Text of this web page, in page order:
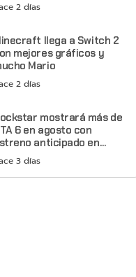
2 días
llega a Switch 2
mejores gráficos y
Mario
2 días
mostrará más de
6 en agosto con
anticipado en
3 días